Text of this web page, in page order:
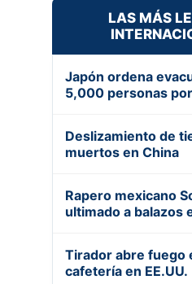
LAS MÁS
Japón ordena
5,000 personas
Deslizamiento de
muertos en China
Rapero mexicano
ultimado a balazos
Tirador abre fuego
cafetería en EE.UU.